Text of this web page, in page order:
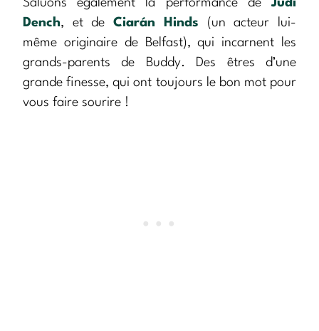
Saluons également la performance deJudi
Dench, et deCiarán Hinds (un acteur lui-
même originaire de Belfast), qui incarnent les
grands-parents de Buddy. Des êtres d’une
grande finesse, qui ont toujours le bon mot pour
vous faire sourire !